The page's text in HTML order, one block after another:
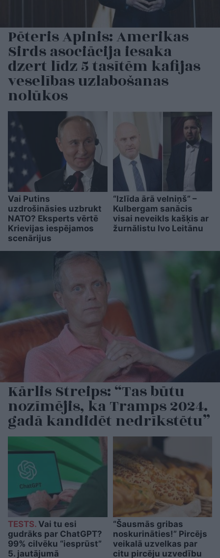
Pēteris Apinis: Amerikas
Sirds asociācija iesaka
dzert līdz 5 tasītēm kafijas
veselības uzlabošanas
nolūkos
Vai Putins
uzdrošināsies uzbrukt
NATO? Eksperts vērtē
Krievijas iespējamos
scenārijus
“Izlīda ārā velniņš” –
Kulbergam sanācis
visai neveikls kašķis ar
žurnālistu Ivo Leitānu
Kārlis Streips: “Tas būtu
nozīmējis, ka Tramps 2024.
gadā kandidēt nedrīkstētu”
TESTS. Vai tu esi
gudrāks par ChatGPT?
99% cilvēku “iesprūst”
5. jautājumā
“Šausmās gribas
noskurināties!” Pircējs
veikalā uzvelkas par
citu pircēju uzvedību